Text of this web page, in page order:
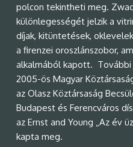
polcon tekintheti meg.
különlegességét jelzik a
díjak, kitüntetések,
a firenzei oroszlánszobor,
alkalmából kapott.
2005-ös Magyar
az Olasz Köztársaság
Budapest és Ferencváros
az Ernst and Young „Az év
kapta meg.